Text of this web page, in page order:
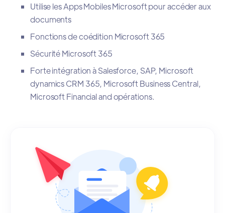
Utilise les Apps Mobiles Microsoft pour accéder aux
documents
Fonctions de coédition Microsoft 365
Sécurité Microsoft 365
Forte intégration à Salesforce, SAP, Microsoft
dynamics CRM 365, Microsoft Business Central,
Microsoft Financial and opérations.